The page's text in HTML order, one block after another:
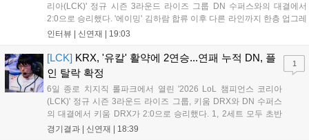
리아(LCK)' 정규 시즌 3라운드 라이즈 그룹 DN 수퍼스와의 대결에서
2:0으로 승리했다. '에이밍' 김하람 합류 이후 다른 라인까지 한층 업그레
이드 된 경기력을 보여주며 기분 좋은 2연승을 달렸다. 경기 종료 후 기
인터뷰 | 신연재 19:03
[LCK] KRX, '유칼' 활약에 2연승...연패 누적 DN, 플
인 탈락 확정
6일 종로 치지직 롤파크에서 열린 '2026 LoL 챔피언스 코리아
(LCK)' 정규 시즌 3라운드 라이즈 그룹, 키움 DRX와 DN 수퍼스
의 대결에서 키움 DRX가 2:0으로 승리했다. 1, 2세트 모두 초반
부터 앞서나갔고, 별다른 위기 없이 승리를 꿰찼다. DN 수퍼스는
경기결과 | 신연재 18:39
1